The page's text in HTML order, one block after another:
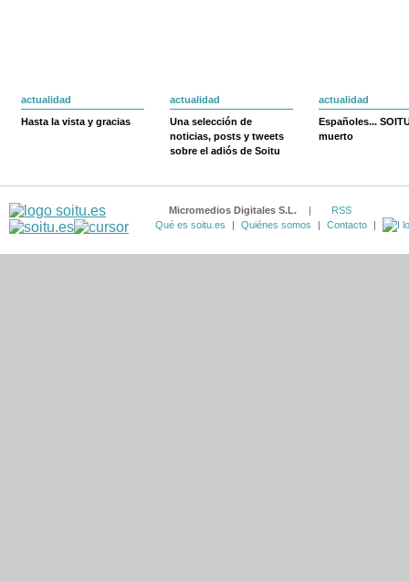
actualidad
Hasta la vista y gracias
actualidad
Una selección de
noticias, posts y tweets
sobre el adiós de Soitu
actualidad
Españoles...
muerto
Micromedios Digitales S.L. |
RSS
Qué es soitu.es
| Quiénes somos | Contacto |